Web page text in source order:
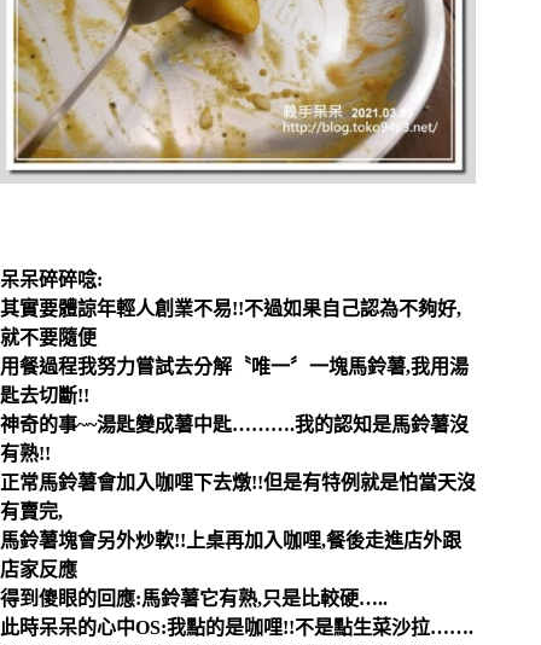
呆呆碎碎唸:
其實要體諒年輕人創業不易!!不過如果自己認為不夠好,
就不要隨便
用餐過程我努力嘗試去分解〝唯一〞一塊馬鈴薯,我用湯
匙去切斷!!
神奇的事~~湯匙變成薯中匙……….我的認知是馬鈴薯沒
有熟!!
正常馬鈴薯會加入咖哩下去燉!!但是有特例就是怕當天沒
有賣完,
馬鈴薯塊會另外炒軟!!上桌再加入咖哩,餐後走進店外跟
店家反應
得到傻眼的回應:馬鈴薯它有熟,只是比較硬…..
此時呆呆的心中OS:我點的是咖哩!!不是點生菜沙拉…….